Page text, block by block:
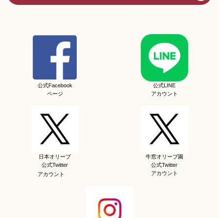
公式Facebook
ページ
公式LINE
アカウント
日本オリーブ
公式Twitter
アカウント
牛窓オリーブ園
公式Twitter
アカウント